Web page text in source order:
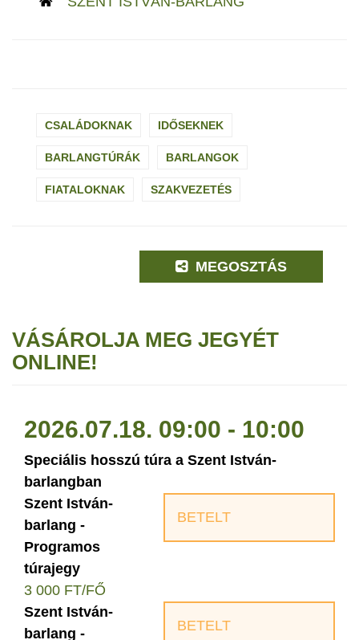
CSALÁDOKNAK IDŐSEKNEK
BARLANGTÚRÁK BARLANGOK
FIATALOKNAK SZAKVEZETÉS
MEGOSZTÁS
VÁSÁROLJA MEG JEGYÉT
ONLINE!
2026.07.18. 09:00 - 10:00
Speciális hosszú túra a Szent István-
barlangban
Szent István-
barlang -
Programos
túrajegy
3 000 FT/FŐ
BETELT
Szent István-
barlang -
BETELT